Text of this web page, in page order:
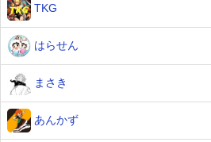
TKG
はらせん
まさき
あんかず